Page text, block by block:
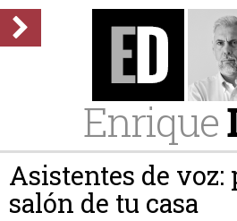
Enrique
Asistentes de voz:
salón de tu casa